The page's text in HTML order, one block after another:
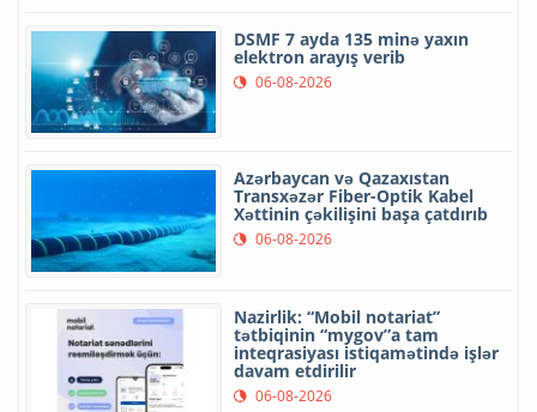
DSMF 7 ayda 135 minə yaxın
elektron arayış verib
06-08-2026
Azərbaycan və Qazaxıstan
Transxəzər Fiber-Optik Kabel
Xəttinin çəkilişini başa çatdırıb
06-08-2026
Nazirlik: “Mobil notariat”
tətbiqinin “mygov”a tam
inteqrasiyası istiqamətində işlər
davam etdirilir
06-08-2026